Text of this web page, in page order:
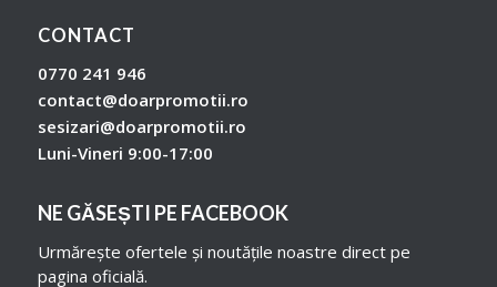
CONTACT
0770 241 946
contact@doarpromotii.ro
sesizari@doarpromotii.ro
Luni-Vineri 9:00-17:00
NE GĂSEȘTI PE FACEBOOK
Urmărește ofertele și noutățile noastre direct pe
pagina oficială.